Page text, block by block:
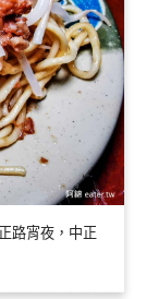
路宵夜，中正